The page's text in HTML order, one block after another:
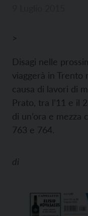
>
Disagi nelle
viaggerà in Trento
causa di lavori di
Prato, tra l’11 e il
di un’ora e
763 e 764.
di